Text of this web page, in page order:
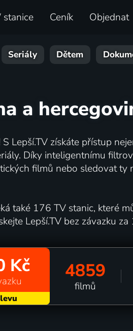
stanice Ceník Objednat
Seriály Dětem
a
Lepší.TV získáte přístup
Díky inteligentnímu
filmů nebo sledovat
také 176 TV stanic, které
Lepší.TV bez závazku
Kč 4859
filmů